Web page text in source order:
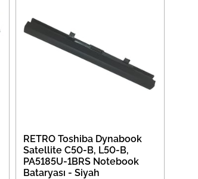
RETRO Toshiba Dynabook
Satellite C50-B, L50-B,
PA5185U-1BRS Notebook
Bataryası - Siyah